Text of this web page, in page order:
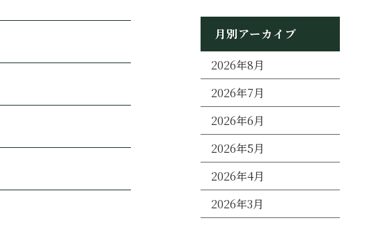
月別アーカイブ
2026年8月
2026年7月
2026年6月
2026年5月
2026年4月
2026年3月